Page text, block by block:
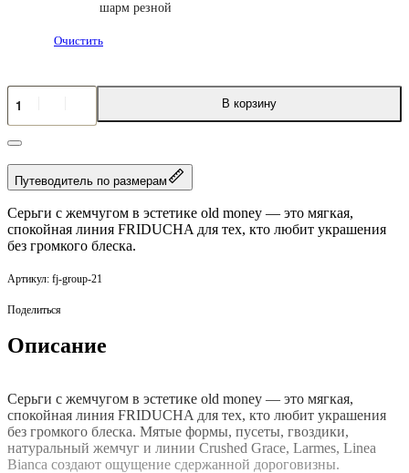
шарм резной
Очистить
Количество
товара
Серьги
Friducha
В корзину
Путеводитель по размерам
Серьги с жемчугом в эстетике old money — это мягкая,
спокойная линия FRIDUCHA для тех, кто любит украшения
без громкого блеска.
fj-group-21
Поделиться
Описание
Серьги с жемчугом в эстетике old money — это мягкая,
спокойная линия FRIDUCHA для тех, кто любит украшения
без громкого блеска. Мятые формы, пусеты, гвоздики,
натуральный жемчуг и линии Crushed Grace, Larmes, Linea
Bianca создают ощущение сдержанной дороговизны.